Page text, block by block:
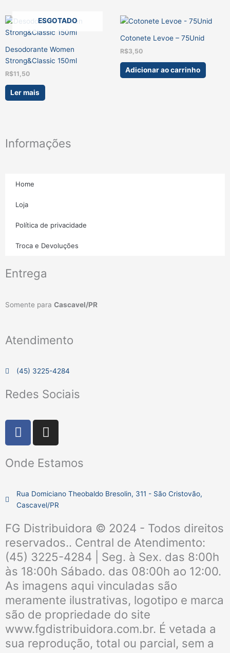
ESGOTADO
Desodorante Women
Strong&Classic 150ml
R$11,50
Ler mais
Cotonete Levoe – 75Unid
R$3,50
Adicionar ao carrinho
Informações
Home
Loja
Política de privacidade
Troca e Devoluções
Entrega
Somente para Cascavel/PR
Atendimento
(45) 3225-4284
Redes Sociais
F
a
e
o
o
I
n
t
g
r
m
Onde Estamos
Rua Domiciano Theobaldo Bresolin, 311 - São Cristovão,
Cascavel/PR
FG Distribuidora © 2024 - Todos direitos
reservados.. Central de Atendimento:
(45) 3225-4284 | Seg. à Sex. das 8:00h
às 18:00h Sábado. das 08:00h ao 12:00.
As imagens aqui vinculadas são
meramente ilustrativas, logotipo e marca
são de propriedade do site
www.fgdistribuidora.com.br. É vetada a
sua reprodução, total ou parcial, sem a